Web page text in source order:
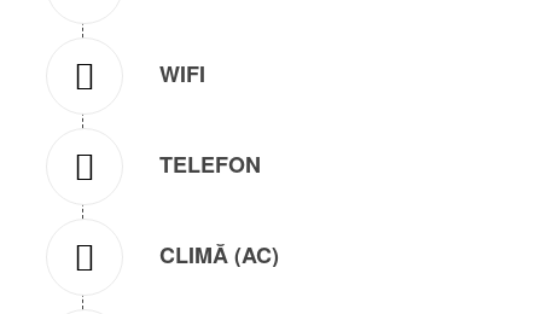
WIFI
TELEFON
CLIMĂ (AC)